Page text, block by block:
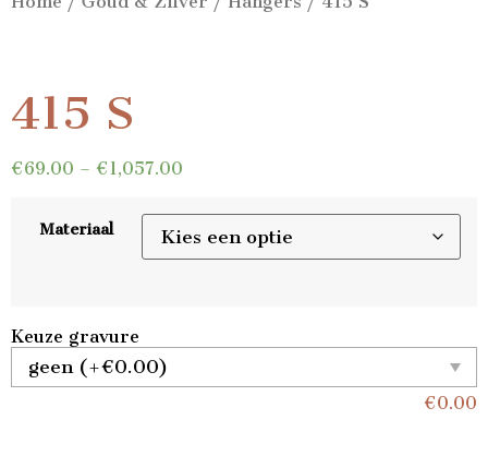
415 S
€69.00 – €1,057.00
Materiaal
Keuze gravure
€0.00